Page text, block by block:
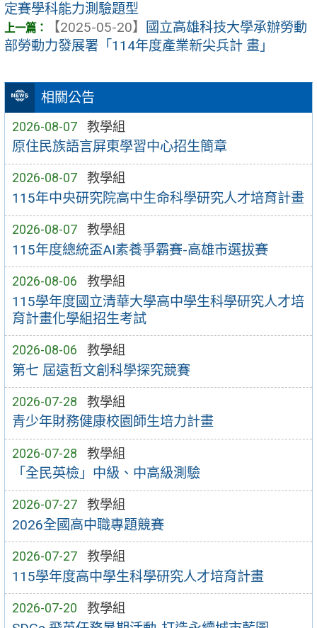
相關公告
2026-08-07 教學組
原住民族語言屏東學習中心招生簡章
2026-08-07 教學組
115年中央研究院高中生命科學研究人才培育計畫
2026-08-07 教學組
115年度總統盃AI素養爭霸賽-高雄市選拔賽
2026-08-06 教學組
115學年度國立清華大學高中學生科學研究人才培
育計畫化學組招生考試
2026-08-06 教學組
第七 屆遠哲文創科學探究競賽
2026-07-28 教學組
青少年財務健康校園師生培力計畫
2026-07-28 教學組
「全民英檢」中級、中高級測驗
2026-07-27 教學組
2026全國高中職專題競賽
2026-07-27 教學組
115學年度高中學生科學研究人才培育計畫
2026-07-20 教學組
定賽學科能力測驗題型
【2025-05-20】
國立高雄科技大學承辦勞動
部勞動力發展署「114年度產業新尖兵計 畫」